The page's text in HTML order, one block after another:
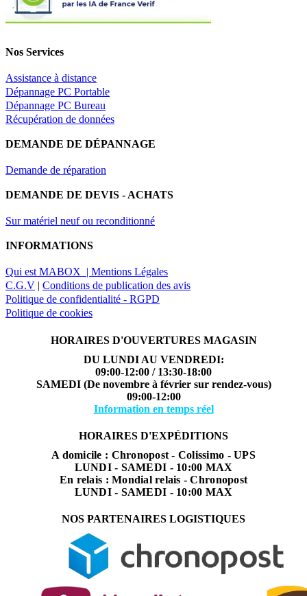
Nos Services
Assistance à distance
Dépannage PC Portable
Dépannage PC Bureau
Récupération de données
DEMANDE DE DÉPANNAGE
Demande de réparation
DEMANDE DE DEVIS - ACHATS
Sur matériel neuf ou reconditionné
INFORMATIONS
Qui est MABOX | Mentions Légales
C.G.V | Conditions de publication des avis
Politique de confidentialité - RGPD
Politique de cookies
HORAIRES D'OUVERTURES MAGASIN
DU LUNDI AU VENDREDI:
09:00-12:00 / 13:30-18:00
SAMEDI (De novembre à février sur rendez-vous)
09:00-12:00
Information en temps réel
HORAIRES D'EXPÉDITIONS
A domicile : Chronopost - Colissimo - UPS
LUNDI - SAMEDI - 10:00 MAX
En relais : Mondial relais - Chronopost
LUNDI - SAMEDI - 10:00 MAX
NOS PARTENAIRES LOGISTIQUES